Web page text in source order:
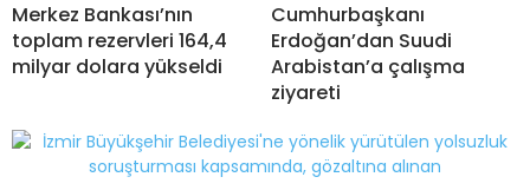
Merkez Bankası’nın
toplam rezervleri 164,4
milyar dolara yükseldi
Cumhurbaşkanı
Erdoğan’dan Suudi
Arabistan’a çalışma
ziyareti